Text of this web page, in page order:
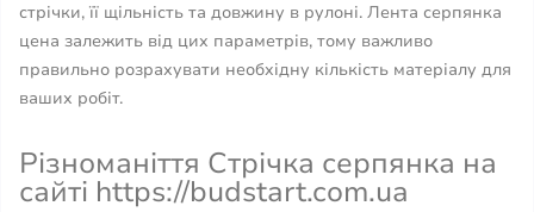
стрічки, її щільність та довжину в рулоні. Лента серпянка
цена залежить від цих параметрів, тому важливо
правильно розрахувати необхідну кількість матеріалу для
ваших робіт.
Різноманіття Стрічка серпянка на
сайті https://budstart.com.ua